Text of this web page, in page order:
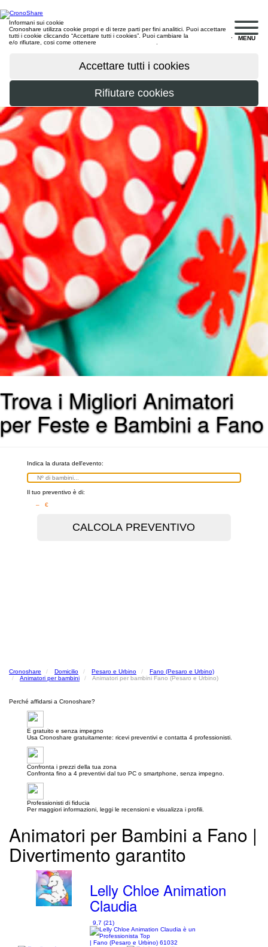
MENU
Informani sui cookie
Cronoshare utilizza cookie propri e di terze parti per fini analitici. Puoi accettare
tutti i cookie cliccando “Accettare tutti i cookies”. Puoi cambiare la
e/o rifiutare, cosi come ottenere
Trova i Migliori Animatori
per Feste e Bambini a Fano
Indica la durata dell'evento:
Il tuo preventivo è di:
– €
Cronoshare Domicilio Pesaro e Urbino
Fano (Pesaro e Urbino)
Animatori per bambini
Animatori per bambini Fano (Pesaro e Urbino)
Perché affidarsi a Cronoshare?
E gratuito e senza impegno
Usa Cronoshare gratuitamente: ricevi preventivi e contatta 4 professionisti.
Confronta i prezzi della tua zona
Confronta fino a 4 preventivi dal tuo PC o smartphone, senza impegno.
Professionisti di fiducia
Per maggiori informazioni, leggi le recensioni e visualizza i profili.
Animatori per Bambini a Fano |
Divertimento garantito
Lelly Chloe Animation
Claudia
9,7 (21)
| Fano (Pesaro e Urbino) 61032